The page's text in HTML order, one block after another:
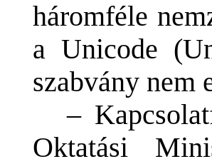
háromféle
a Unicode
szabvány nem
–
Oktatási